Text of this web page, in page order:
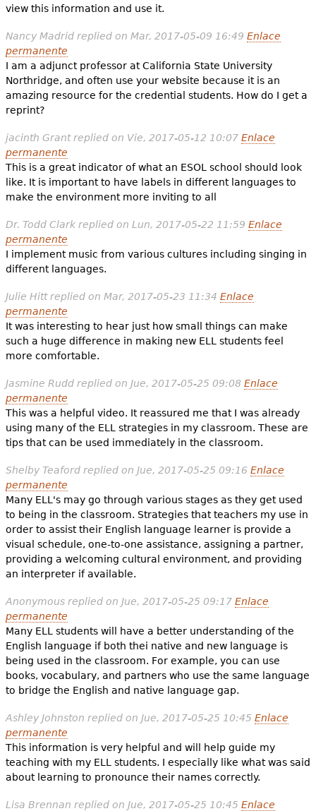
view this information and use it.
Nancy Madridreplied on Mar, 2017-05-09 16:49 Enlace
permanente
I am a adjunct professor at California State University
Northridge, and often use your website because it is an
amazing resource for the credential students. How do I get a
reprint?
jacinth Grantreplied on Vie, 2017-05-12 10:07 Enlace
permanente
This is a great indicator of what an ESOL school should look
like. It is important to have labels in different languages to
make the environment more inviting to all
Dr. Todd Clarkreplied on Lun, 2017-05-22 11:59 Enlace
permanente
I implement music from various cultures including singing in
different languages.
Julie Hittreplied on Mar, 2017-05-23 11:34 Enlace
permanente
It was interesting to hear just how small things can make
such a huge difference in making new ELL students feel
more comfortable.
Jasmine Ruddreplied on Jue, 2017-05-25 09:08 Enlace
permanente
This was a helpful video. It reassured me that I was already
using many of the ELL strategies in my classroom. These are
tips that can be used immediately in the classroom.
Shelby Teafordreplied on Jue, 2017-05-25 09:16 Enlace
permanente
Many ELL's may go through various stages as they get used
to being in the classroom. Strategies that teachers my use in
order to assist their English language learner is provide a
visual schedule, one-to-one assistance, assigning a partner,
providing a welcoming cultural environment, and providing
an interpreter if available.
Anonymousreplied on Jue, 2017-05-25 09:17 Enlace
permanente
Many ELL students will have a better understanding of the
English language if both thei native and new language is
being used in the classroom. For example, you can use
books, vocabulary, and partners who use the same language
to bridge the English and native language gap.
Ashley Johnston replied on Jue, 2017-05-25 10:45 Enlace
permanente
This information is very helpful and will help guide my
teaching with my ELL students. I especially like what was said
about learning to pronounce their names correctly.
Lisa Brennan replied on Jue, 2017-05-25 10:45 Enlace